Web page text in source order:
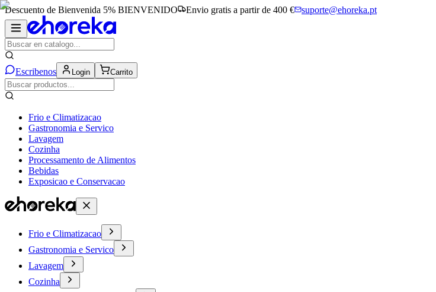
Descuento de Bienvenida 5% BIENVENIDO Envio gratis a partir de 400 € suporte@ehoreka.pt
Escribenos Login Carrito
Frio e Climatizacao
Gastronomia e Servico
Lavagem
Cozinha
Processamento de Alimentos
Bebidas
Exposicao e Conservacao
Frio e Climatizacao
Gastronomia e Servico
Lavagem
Cozinha